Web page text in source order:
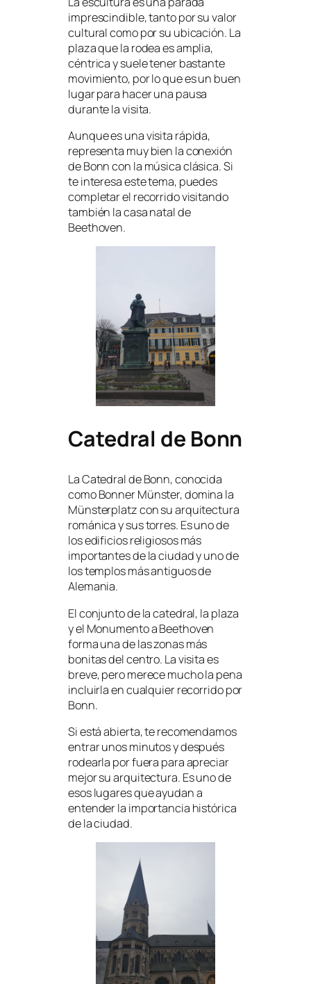
imprescindible, tanto por su valor
cultural como por su ubicación. La
plaza que la rodea es amplia,
céntrica y suele tener bastante
movimiento, por lo que es un buen
lugar para hacer una pausa
durante la visita.
Aunque es una visita rápida,
representa muy bien la conexión
de Bonn con la música clásica. Si
te interesa este tema, puedes
completar el recorrido visitando
también la casa natal de
Beethoven.
Catedral de Bonn
La Catedral de Bonn, conocida
como Bonner Münster, domina la
Münsterplatz con su arquitectura
románica y sus torres. Es uno de
los edificios religiosos más
importantes de la ciudad y uno de
los templos más antiguos de
Alemania.
El conjunto de la catedral, la plaza
y el Monumento a Beethoven
forma una de las zonas más
bonitas del centro. La visita es
breve, pero merece mucho la pena
incluirla en cualquier recorrido por
Bonn.
Si está abierta, te recomendamos
entrar unos minutos y después
rodearla por fuera para apreciar
mejor su arquitectura. Es uno de
esos lugares que ayudan a
entender la importancia histórica
de la ciudad.